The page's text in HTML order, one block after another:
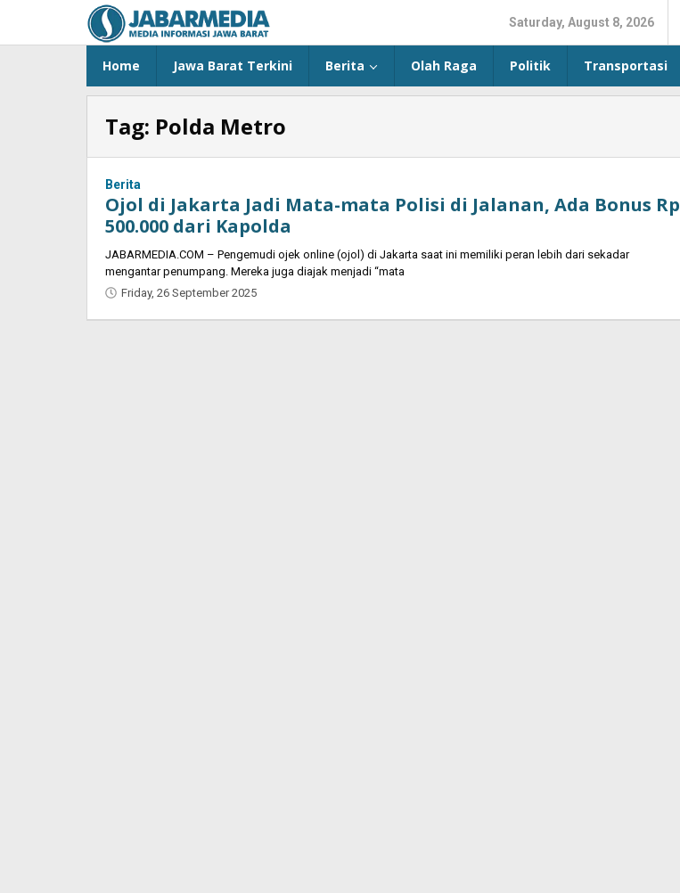
content
Saturday, August 8, 2026
Home Jawa Barat Terkini Berita Olah Raga Politik Transportasi
Tag: Polda Metro
Berita
Ojol di Jakarta Jadi Mata-mata Polisi di Jalanan, Ada Bonus Rp
500.000 dari Kapolda
JABARMEDIA.COM – Pengemudi ojek online (ojol) di Jakarta saat ini memiliki peran lebih dari sekadar
mengantar penumpang. Mereka juga diajak menjadi “mata
Friday, 26 September 2025